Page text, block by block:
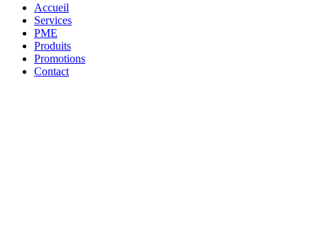
Accueil
Services
PME
Produits
Promotions
Contact